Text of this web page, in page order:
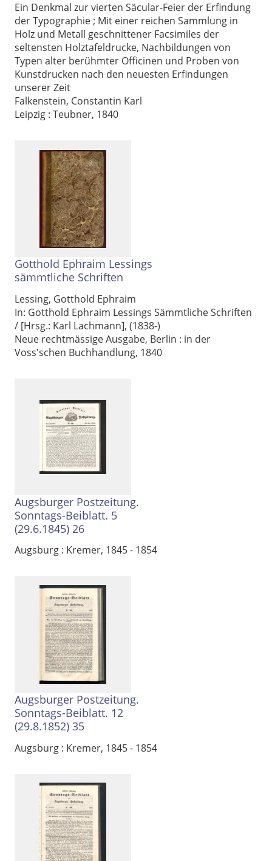
Ein Denkmal zur vierten Säcular-Feier der Erfindung
der Typographie ; Mit einer reichen Sammlung in
Holz und Metall geschnittener Facsimiles der
seltensten Holztafeldrucke, Nachbildungen von
Typen alter berühmter Officinen und Proben von
Kunstdrucken nach den neuesten Erfindungen
unserer Zeit
Falkenstein, Constantin Karl
Leipzig : Teubner, 1840
Gotthold Ephraim Lessings
sämmtliche Schriften
Lessing, Gotthold Ephraim
In: Gotthold Ephraim Lessings Sämmtliche Schriften
/ [Hrsg.: Karl Lachmann], (1838-)
Neue rechtmässige Ausgabe, Berlin : in der
Voss'schen Buchhandlung, 1840
Augsburger Postzeitung.
Sonntags-Beiblatt. 5
(29.6.1845) 26
Augsburg : Kremer, 1845 - 1854
Augsburger Postzeitung.
Sonntags-Beiblatt. 12
(29.8.1852) 35
Augsburg : Kremer, 1845 - 1854